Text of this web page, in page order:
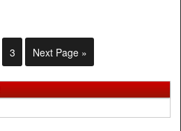
3 Next Page »